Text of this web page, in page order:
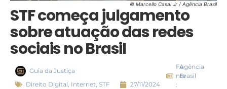
© Marcello Casal Jr / Agência Brasil
STF começa julgamento
sobre atuação das redes
sociais no Brasil
Guia da Justiça
Direito Digital Internet STF 27/11/2024
Fo
nte
:
Agência
Brasil